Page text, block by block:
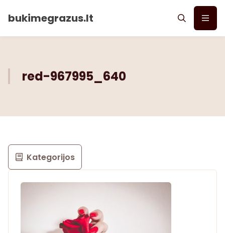
bukimegrazus.lt
red-967995_640
Kategorijos